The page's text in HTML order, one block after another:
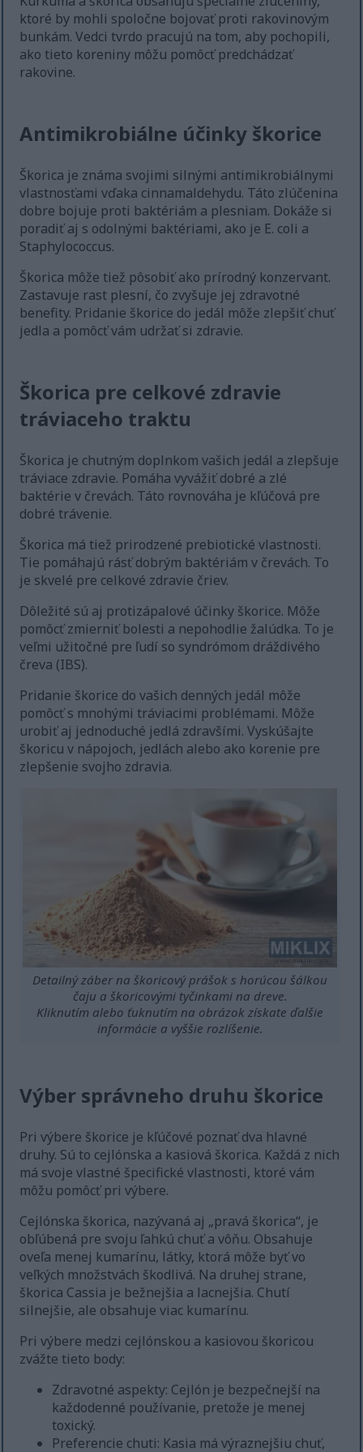
ktoré by mohli spoločne bojovať proti rakovinovým
bunkám. Vedci tvrdo pracujú na tom, aby pochopili,
ako tieto koreniny môžu pomôcť predchádzať
rakovine.
Antimikrobiálne účinky škorice
Škorica je známa svojimi silnými antimikrobiálnymi
vlastnosťami vďaka cinnamaldehydu. Táto zlúčenina
dobre bojuje proti baktériám a plesniam. Dokáže si
poradiť aj s odolnými baktériami, ako je E. coli a
Staphylococcus.
Škorica môže tiež pôsobiť ako prírodný konzervant.
Zastavuje rast plesní, čo zvyšuje jej zdravotné
benefity. Pridanie škorice do jedál môže zlepšiť chuť
jedla a pomôcť vám udržať si zdravie.
Škorica pre celkové zdravie
tráviaceho traktu
Škorica je chutným doplnkom vašich jedál a zlepšuje
tráviace zdravie. Pomáha vyvážiť dobré a zlé
baktérie v črevách. Táto rovnováha je kľúčová pre
dobré trávenie.
Škorica má tiež prirodzené prebiotické vlastnosti.
Tie pomáhajú rásť dobrým baktériám v črevách. To
je skvelé pre celkové zdravie čriev.
Dôležité sú aj protizápalové účinky škorice. Môže
pomôcť zmierniť bolesti a nepohodlie žalúdka. To je
veľmi užitočné pre ľudí so syndrómom dráždivého
čreva (IBS).
Pridanie škorice do vašich denných jedál môže
pomôcť s mnohými tráviacimi problémami. Môže
urobiť aj jednoduché jedlá zdravšími. Vyskúšajte
škoricu v nápojoch, jedlách alebo ako korenie pre
zlepšenie svojho zdravia.
Detailný záber na škoricový prášok s horúcou šálkou
čaju a škoricovými tyčinkami na dreve.
Kliknutím alebo ťuknutím na obrázok získate ďalšie
informácie a vyššie rozlíšenie.
Výber správneho druhu škorice
Pri výbere škorice je kľúčové poznať dva hlavné
druhy. Sú to cejlónska a kasiová škorica. Každá z nich
má svoje vlastné špecifické vlastnosti, ktoré vám
môžu pomôcť pri výbere.
Cejlónska škorica, nazývaná aj „pravá škorica“, je
obľúbená pre svoju ľahkú chuť a vôňu. Obsahuje
oveľa menej kumarínu, látky, ktorá môže byť vo
veľkých množstvách škodlivá. Na druhej strane,
škorica Cassia je bežnejšia a lacnejšia. Chutí
silnejšie, ale obsahuje viac kumarínu.
Pri výbere medzi cejlónskou a kasiovou škoricou
zvážte tieto body:
Zdravotné aspekty: Cejlón je bezpečnejší na
každodenné používanie, pretože je menej
toxický.
Preferencie chuti: Kasia má výraznejšiu chuť,